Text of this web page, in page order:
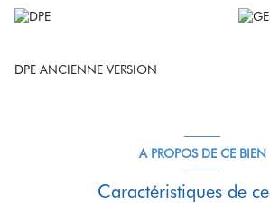
DPE ANCIENNE VERSION
A PROPOS DE CE BIEN
Caractéristiques de